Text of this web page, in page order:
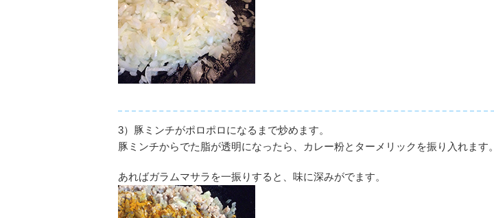
3）豚ミンチがポロポロになるまで炒めます。
豚ミンチからでた脂が透明になったら、カレー粉とターメリックを振り入れます。
あればガラムマサラを一振りすると、味に深みがでます。